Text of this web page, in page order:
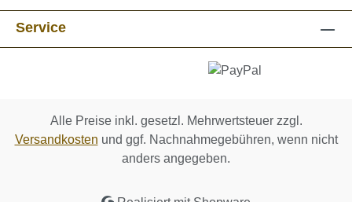
Service
Alle Preise inkl. gesetzl. Mehrwertsteuer zzgl.
Versandkosten und ggf. Nachnahmegebühren, wenn nicht
anders angegeben.